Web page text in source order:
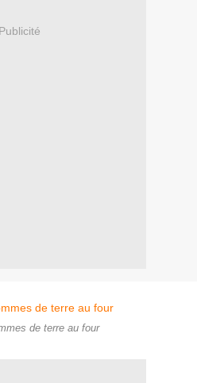
Publicité
de terre au four